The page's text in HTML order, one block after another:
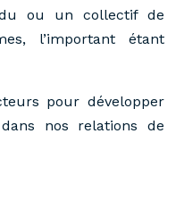
ou un collectif de
l’important étant
pour développer
nos relations de